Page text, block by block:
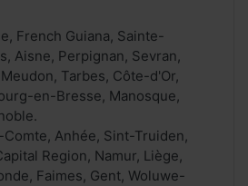
French Guiana, Sainte-
Aisne, Perpignan, Sevran,
Tarbes, Côte-d'Or,
en-Bresse, Manosque,
Anhée, Sint-Truiden,
Region, Namur, Liège,
Faimes, Gent, Woluwe-